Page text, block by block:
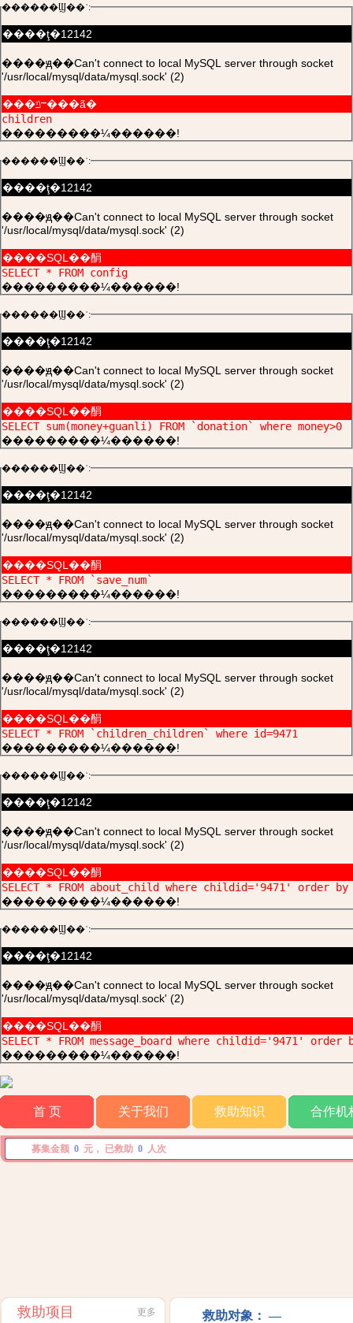
������Ϣ��ʾ:
����ţ�12142
����ԭ��Can't connect to local MySQL server through socket
'/usr/local/mysql/data/mysql.sock' (2)
���ݿⲻ���ã�
children
���������¼������!
������Ϣ��ʾ:
����ţ�12142
����ԭ��Can't connect to local MySQL server through socket
'/usr/local/mysql/data/mysql.sock' (2)
����SQL��䣺
SELECT * FROM config
���������¼������!
������Ϣ��ʾ:
����ţ�12142
����ԭ��Can't connect to local MySQL server through socket
'/usr/local/mysql/data/mysql.sock' (2)
����SQL��䣺
SELECT sum(money+guanli) FROM `donation` where money>0
���������¼������!
������Ϣ��ʾ:
����ţ�12142
����ԭ��Can't connect to local MySQL server through socket
'/usr/local/mysql/data/mysql.sock' (2)
����SQL��䣺
SELECT * FROM `save_num`
���������¼������!
������Ϣ��ʾ:
����ţ�12142
����ԭ��Can't connect to local MySQL server through socket
'/usr/local/mysql/data/mysql.sock' (2)
����SQL��䣺
SELECT * FROM `children_children` where id=9471
���������¼������!
������Ϣ��ʾ:
����ţ�12142
����ԭ��Can't connect to local MySQL server through socket
'/usr/local/mysql/data/mysql.sock' (2)
����SQL��䣺
SELECT * FROM about_child where childid='9471' order
���������¼������!
������Ϣ��ʾ:
����ţ�12142
����ԭ��Can't connect to local MySQL server through socket
'/usr/local/mysql/data/mysql.sock' (2)
����SQL��䣺
SELECT * FROM message_board where childid='9471'
���������¼������!
首 页 关于我们 救助知识 合作机
募集金额 0 元， 已救助 0 人次
更多
救助项目 救助对象： —